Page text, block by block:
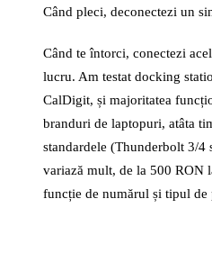
Când pleci, deconectezi un
Când te întorci, conectezi
lucru. Am testat docking
CalDigit, și majoritatea
branduri de laptopuri, atâta
standardele (Thunderbolt 3/4
variază mult, de la 500 RON
funcție de numărul și tipul de